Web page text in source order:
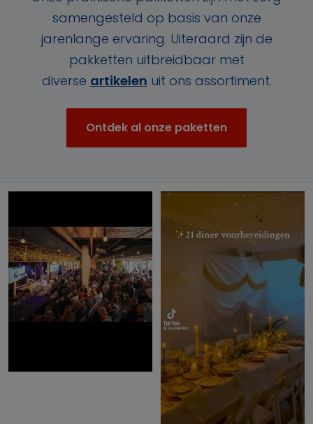
samengesteld op basis van onze
jarenlange ervaring. Uiteraard zijn de
pakketten uitbreidbaar met
diverse artikelen uit ons assortiment.
Ontdek al onze paketten